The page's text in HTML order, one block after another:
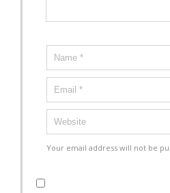
Your email address will not be